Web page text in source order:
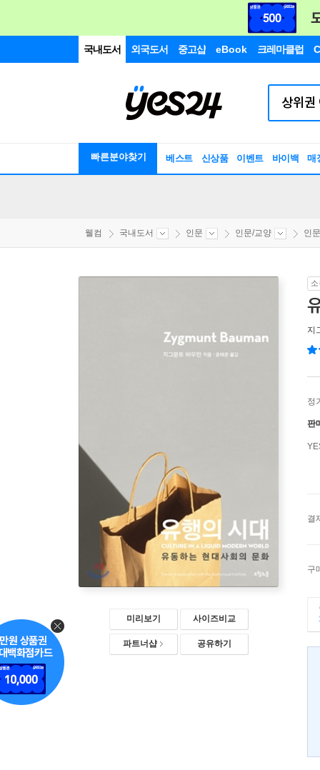
국내도서 외국도서 중고샵 eBook 크레마클럽
빠른분야찾기 베스트 신상품 이벤트 바이백 매
웰컴 국내도서 인문 인문/교양 인
미리보기 사이즈비교
파트너샵 공유하기
지
정
판
결
구